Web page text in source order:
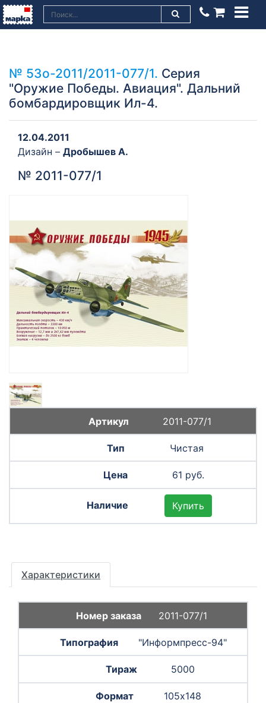
№ 53о-2011/2011-077/1. Серия
"Оружие Победы. Авиация". Дальний
бомбардировщик Ил-4.
12.04.2011
Дизайн – Дробышев А.
№ 2011-077/1
2011-077/1
Чистая
61 руб.
Купить
Характеристики
2011-077/1
"Информпресс-94"
5000
105х148